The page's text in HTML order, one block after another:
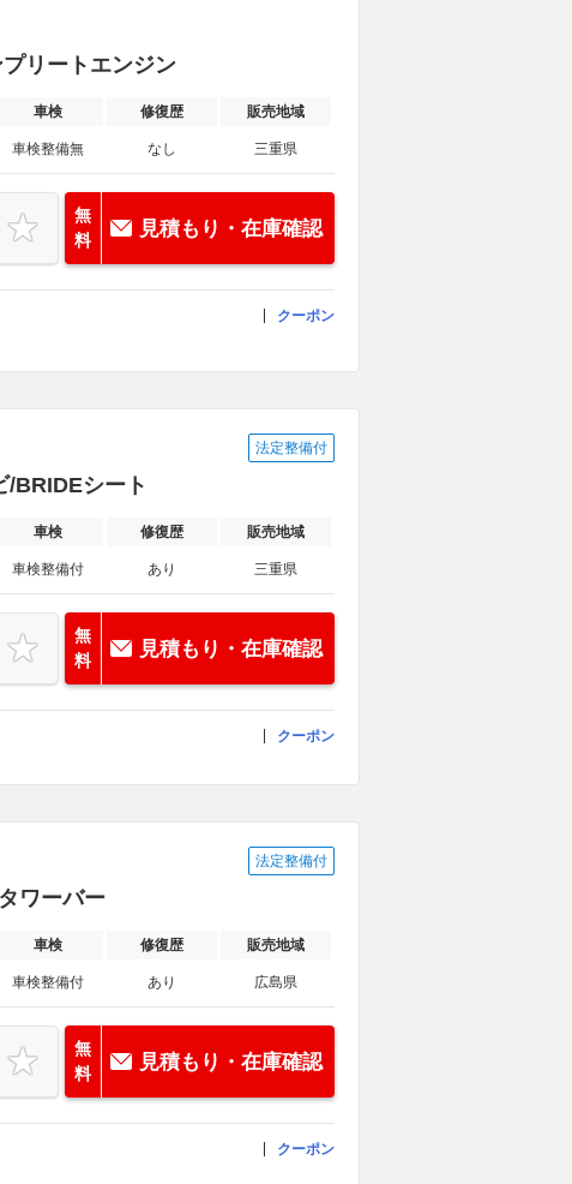
リートエンジン
車検 修復歴 販売地域
車検整備無 なし 三重県
無
料
見積もり・在庫確認
クーポン
法定整備付
/BRIDEシート
車検 修復歴 販売地域
車検整備付 あり 三重県
無
料
見積もり・在庫確認
クーポン
法定整備付
ワーバー
車検 修復歴 販売地域
車検整備付 あり 広島県
無
料
見積もり・在庫確認
クーポン